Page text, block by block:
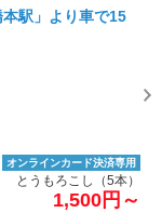
本駅」より車で15
オンラインカード決済専用
とうもろこし（5本）
1,500円～